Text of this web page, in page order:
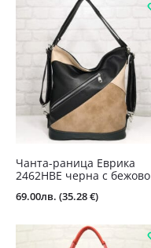
Чанта-раница Еврика
2462HBE черна с бежово
69.00лв. (35.28 €)